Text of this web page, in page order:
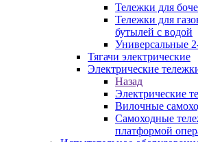
Тележки для
Тележки для
бутылей с водой
Универсальные
Тягачи электрические
Электрические
Назад
Электрические
Вилочные
Самоходные
платформой